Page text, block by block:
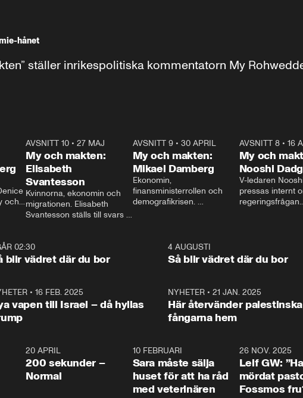
hånet
ställer inrikespolitiska kommentatorn My
23:40
och
AVSNITT 10 •27 MAJ
My och makten:
Elisabeth
Svantesson
Kvinnorna, ekonomin och
migrationen. Elisabeth
Svantesson ställs till svars
AVSNITT 9• 30 APRIL
My och makten:
Mikael Damberg
Ekonomin,
finansministerrollen och
demografikrisen.
och Makten.
AVSNITT 8• 16
My och
Nooshi
V-ledaren
pressas internt
regeringsfrågan.
– Vi ställer upp i
vara med så
1:06
02:30
blir vädret där du bor
4 AUGUSTI
Så blir vädret där du bor
• 16 FEB. 2025
vapen till Israel – då hyllas
NYHETER •21 JAN. 2025
Här återvänder palestinska
fångarna hem
4:2320 APRIL
200 sekunder –
Normal
10 FEBRUARI
Sara måste sälja
huset för att ha råd
med veterinären
26 NOV. 2025
Leif GW:
mördat
Fossmos